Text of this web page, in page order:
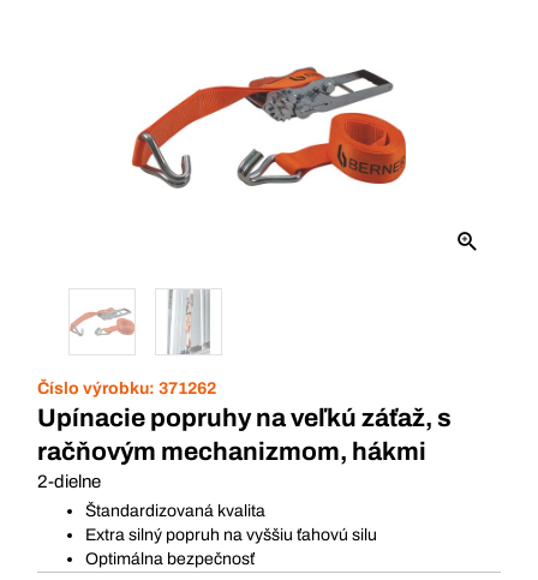
Číslo výrobku: 371262
Upínacie popruhy na veľkú záťaž, s
račňovým mechanizmom, hákmi
2-dielne
Štandardizovaná kvalita
Extra silný popruh na vyššiu ťahovú silu
Optimálna bezpečnosť